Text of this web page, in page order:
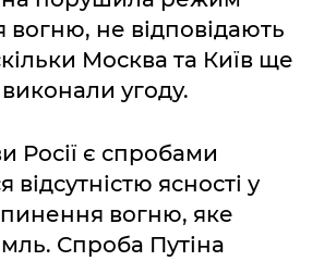
не відповідають
Москва та Київ ще
угоду.
Росії є спробами
відсутністю ясності у
вогню, яке
Спроба Путіна